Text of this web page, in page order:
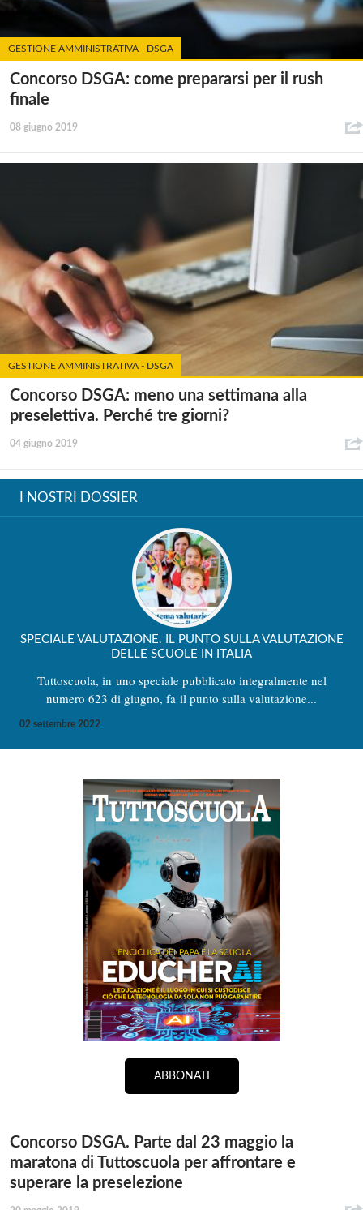
GESTIONE AMMINISTRATIVA - DSGA
Concorso DSGA: come prepararsi per il rush
finale
08 giugno 2019
GESTIONE AMMINISTRATIVA - DSGA
Concorso DSGA: meno una settimana alla
preselettiva. Perché tre giorni?
04 giugno 2019
I NOSTRI DOSSIER
SPECIALE VALUTAZIONE. IL PUNTO SULLA VALUTAZIONE
DELLE SCUOLE IN ITALIA
Tuttoscuola, in uno speciale pubblicato integralmente nel
numero 623 di giugno, fa il punto sulla valutazione...
02 settembre 2022
ABBONATI
Concorso DSGA. Parte dal 23 maggio la
maratona di Tuttoscuola per affrontare e
superare la preselezione